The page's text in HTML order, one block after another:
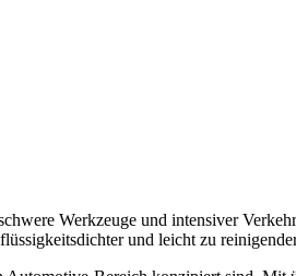
Werkzeuge und intensiver
und leicht zu